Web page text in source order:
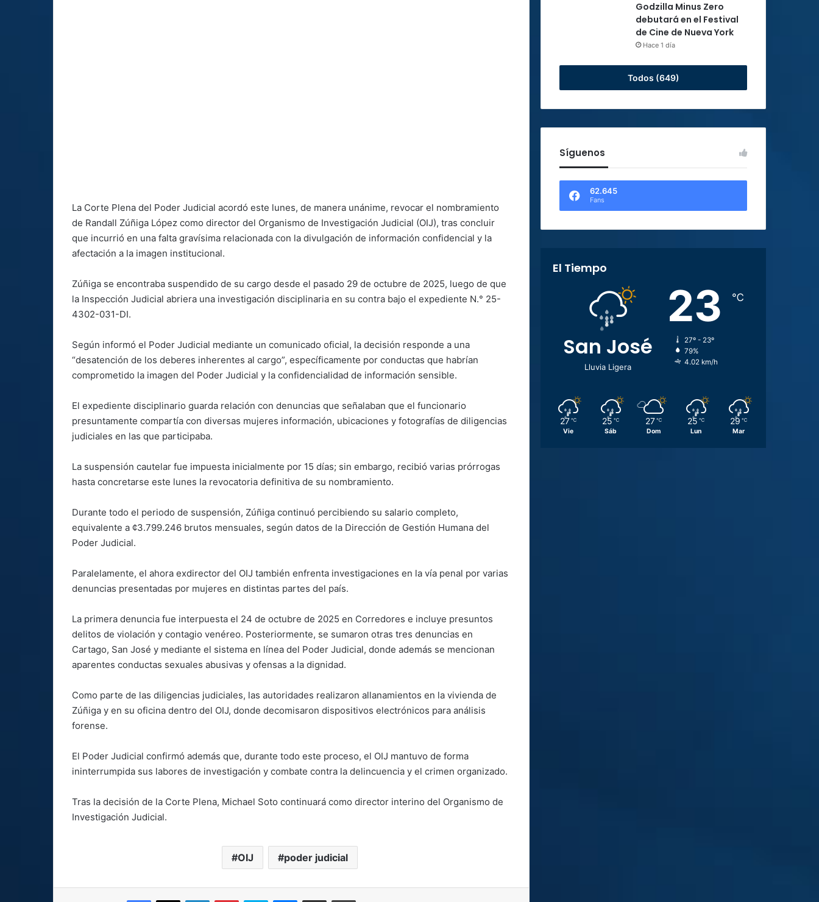
La Corte Plena del Poder Judicial acordó este lunes, de manera unánime, revocar el nombramiento
de Randall Zúñiga López como director del Organismo de Investigación Judicial (OIJ), tras concluir
que incurrió en una falta gravísima relacionada con la divulgación de información confidencial y la
afectación a la imagen institucional.
Zúñiga se encontraba suspendido de su cargo desde el pasado 29 de octubre de 2025, luego de que
la Inspección Judicial abriera una investigación disciplinaria en su contra bajo el expediente N.° 25-
4302-031-DI.
Según informó el Poder Judicial mediante un comunicado oficial, la decisión responde a una
“desatención de los deberes inherentes al cargo”, específicamente por conductas que habrían
comprometido la imagen del Poder Judicial y la confidencialidad de información sensible.
El expediente disciplinario guarda relación con denuncias que señalaban que el funcionario
presuntamente compartía con diversas mujeres información, ubicaciones y fotografías de diligencias
judiciales en las que participaba.
La suspensión cautelar fue impuesta inicialmente por 15 días; sin embargo, recibió varias prórrogas
hasta concretarse este lunes la revocatoria definitiva de su nombramiento.
Durante todo el periodo de suspensión, Zúñiga continuó percibiendo su salario completo,
equivalente a ¢3.799.246 brutos mensuales, según datos de la Dirección de Gestión Humana del
Poder Judicial.
Paralelamente, el ahora exdirector del OIJ también enfrenta investigaciones en la vía penal por varias
denuncias presentadas por mujeres en distintas partes del país.
La primera denuncia fue interpuesta el 24 de octubre de 2025 en Corredores e incluye presuntos
delitos de violación y contagio venéreo. Posteriormente, se sumaron otras tres denuncias en
Cartago, San José y mediante el sistema en línea del Poder Judicial, donde además se mencionan
aparentes conductas sexuales abusivas y ofensas a la dignidad.
Como parte de las diligencias judiciales, las autoridades realizaron allanamientos en la vivienda de
Zúñiga y en su oficina dentro del OIJ, donde decomisaron dispositivos electrónicos para análisis
forense.
El Poder Judicial confirmó además que, durante todo este proceso, el OIJ mantuvo de forma
ininterrumpida sus labores de investigación y combate contra la delincuencia y el crimen organizado.
Tras la decisión de la Corte Plena, Michael Soto continuará como director interino del Organismo de
Investigación Judicial.
OIJ poder judicial
Facebook
X LinkedInPinterestSkype MessengerCompartir por correo electrónicoImprimir
Godzilla Minus Zero
debutará en el Festival
de Cine de Nueva York
Hace 1 día
Todos (649)
Síguenos
62.645
Fans
El Tiempo
San José
Lluvia Ligera
23 ℃
27º - 23º
79%
4.02 km/h
27 ℃
Vie
25 ℃
Sáb
27 ℃
Dom
25 ℃
Lun
29 ℃
Mar